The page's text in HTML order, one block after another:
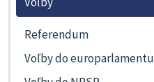
Referendum
Voľby do europarlamentu